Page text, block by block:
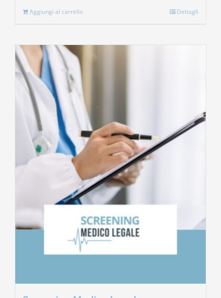
Aggiungi al carrello Dettagli